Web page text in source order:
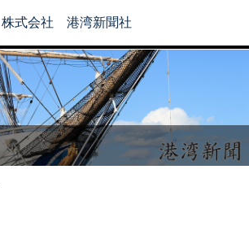
株式会社 港湾新聞社